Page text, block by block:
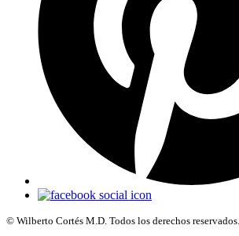
© Wilberto Cortés M.D. Todos los derechos reservados.